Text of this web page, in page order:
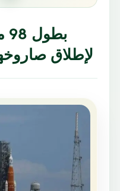
لإطلاق